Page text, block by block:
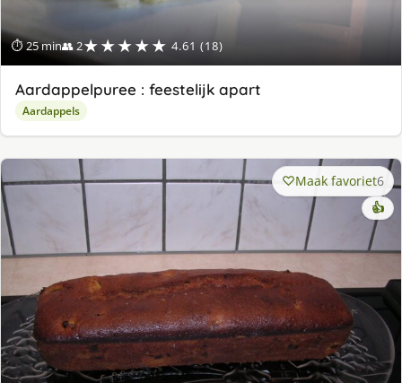
⏱ 25 min👥 2★★★★★ 4.61 (18)
Aardappelpuree : feestelijk apart
Aardappels
Maak favoriet6
👍